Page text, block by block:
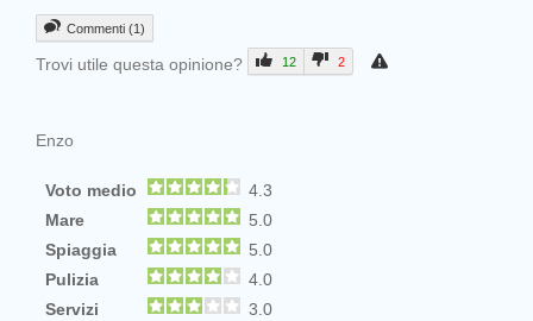
Commenti (1)
Trovi utile questa opinione? 12 2
Enzo
Voto medio
4.3
Mare
5.0
Spiaggia
5.0
Pulizia
4.0
Servizi
3.0